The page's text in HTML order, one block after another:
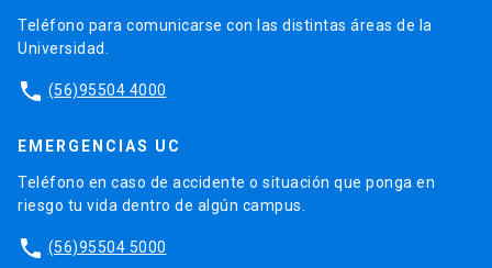
Teléfono para comunicarse con las distintas áreas de la
Universidad.
phone (56)95504 4000
EMERGENCIAS UC
Teléfono en caso de accidente o situación que ponga en
riesgo tu vida dentro de algún campus.
phone (56)95504 5000